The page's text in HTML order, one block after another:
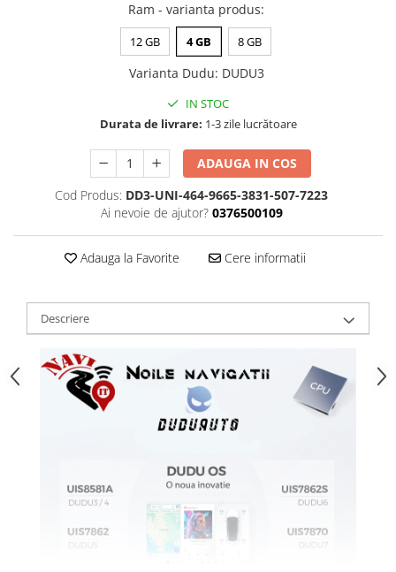
Ram - varianta produs:
12 GB 4 GB 8 GB
Varianta Dudu: DUDU3
IN STOC
Durata de livrare: 1-3 zile lucrătoare
ADAUGA IN COS
Cod Produs: DD3-UNI-464-9665-3831-507-7223
Ai nevoie de ajutor? 0376500109
Adauga la Favorite Cere informatii
Descriere